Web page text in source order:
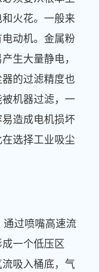
火花。一般来
动机。金属粉
生大量静电，
的过滤精度也
机器过滤，一
造成电机损坏
选择工业吸尘
过喷嘴高速流
一个低压区
吸入桶底，气